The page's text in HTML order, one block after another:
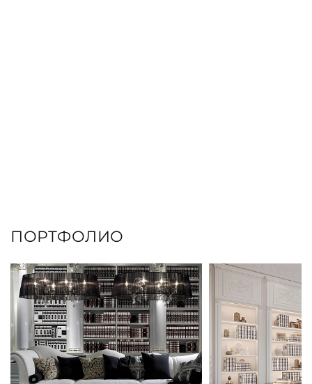
ПОРТФОЛИО